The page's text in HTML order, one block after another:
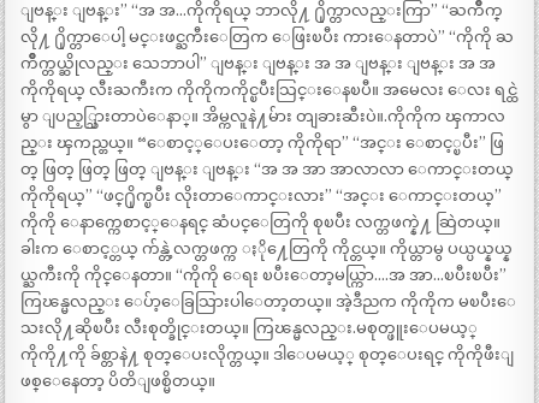
ျဗန္း ျဗန္း” “အ အ…ကိုကိုရယ္ ဘာလို႔ ႐ိုက္တာလည္းကြာ” “ႀကိဳက္
လို႔ ႐ိုက္တာေပါ့ မင္းဖင္ႀကီးေတြက ေဖြးၿပီး ကားေနတာပဲ” “ကိုကို ႀ
ကိဳက္တယ္ဆိုလည္း သေဘာပါ” ျဗန္း ျဗန္း အ အ ျဗန္း ျဗန္း အ အ
ကိုကိုရယ္ လီးႀကီးက ကိုကိုကကိုင္ၿပီးသြင္းေနၿပီ။ အမေလး ေလး ရင္ထဲ
မွာ ျပည့္သြားတာပဲေနာ္။ အိမ္ကလူနဲ႔မ်ား တျခားဆီးပဲ။.ကိုကိုက ၾကာလ
ည္း ၾကည္တယ္။ “ေစာင့္ေပးေတာ့ ကိုကိုရာ” “အင္း ေစာင့္ၿပီး” ဖြ
တ္ ဖြတ္ ဖြတ္ ဖြတ္ ျဗန္း ျဗန္း “အ အ အာ အာလာလာ ေကာင္းတယ္
ကိုကိုရယ္” “ဖင္႐ိုက္ၿပီး လိုးတာေကာင္းလား” “အင္း ေကာင္းတယ္”
ကိုကို ေနာက္ကေစာင့္ေနရင္ ဆံပင္ေတြကို စုၿပီး လက္တဖက္နဲ႔ ဆြဲတယ္။
ခါးက ေစာင့္တယ္ က်န္တဲ့လက္တဖက္က ႏို႔ေတြကို ကိုင္တယ္။ ကိုယ္တာမွ ပယ္ပယ္နယ္န
ယ္ႀကီးကို ကိုင္ေနတာ။ “ကိုကို ေရး ၿပီးေတာ့မယ္ကြာ….အ အာ…ၿပီးၿပီး”
ကြၽန္မလည္း ေပ်ာ့ေခြသြားပါေတာ့တယ္။ အဲ့ဒီညက ကိုကိုက မၿပီးေ
သးလို႔ဆိုၿပီး လီးစုတ္ခိုင္းတယ္။ ကြၽန္မလည္း.မစုတ္ဖူးေပမယ့္
ကိုကို႔ကို ခ်စ္တာနဲ႔ စုတ္ေပးလိုက္တယ္။ ဒါေပမယ့္ စုတ္ေပးရင္ ကိုကိုဖီးျ
ဖစ္ေနေတာ့ ပိတိျဖစ္မိတယ္။